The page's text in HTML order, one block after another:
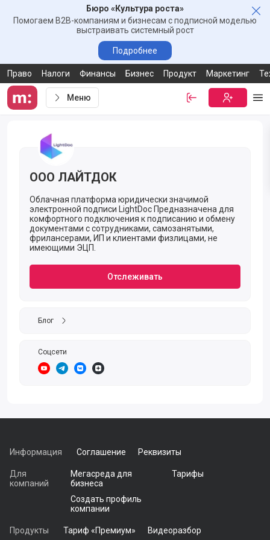
Бюро «Культура роста»
Помогаем B2B-компаниям и бизнесам с подписной моделью
выстраивать системный рост
Подробнее
Право Налоги Финансы Бизнес Продукт Маркетинг
Меню Войти
ООО ЛАЙТДОК
Облачная платформа юридически значимой
электронной подписи LightDoc Предназначена для
комфортного подключения к подписанию и обмену
документами с сотрудниками, самозанятыми,
фрилансерами, ИП и клиентами физлицами, не
имеющими ЭЦП.
Отслеживать
Блог
Соцсети
https://www.youtube.com/channel/UCKyERdSTRc9TY_1ONIT-aWg
https://t.me/LightDocEDO
https://vk.com/lightdoc
https://zen.yandex.ru/id/
Информация Соглашение Реквизиты
Для
компаний
Мегасреда для
бизнеса
Тарифы
Создать профиль
компании
Продукты Тариф «Премиум» Видеоразбор